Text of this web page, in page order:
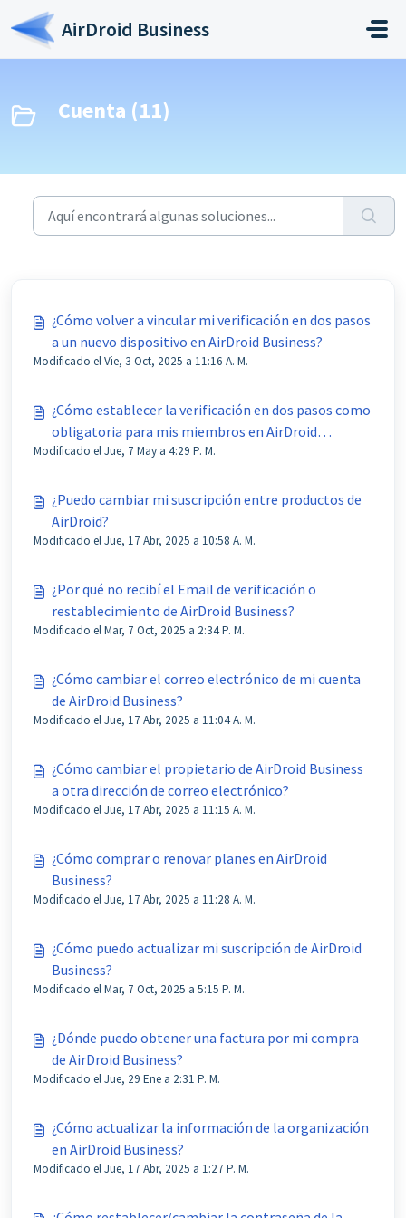
Saltar al contenido principal
AirDroid Business
Cuenta (11)
¿Cómo volver a vincular mi verificación en dos pasos
a un nuevo dispositivo en AirDroid Business?
Modificado el Vie, 3 Oct, 2025 a 11:16 A. M.
¿Cómo establecer la verificación en dos pasos como
obligatoria para mis miembros en AirDroid
Business?
Modificado el Jue, 7 May a 4:29 P. M.
¿Puedo cambiar mi suscripción entre productos de
AirDroid?
Modificado el Jue, 17 Abr, 2025 a 10:58 A. M.
¿Por qué no recibí el Email de verificación o
restablecimiento de AirDroid Business?
Modificado el Mar, 7 Oct, 2025 a 2:34 P. M.
¿Cómo cambiar el correo electrónico de mi cuenta
de AirDroid Business?
Modificado el Jue, 17 Abr, 2025 a 11:04 A. M.
¿Cómo cambiar el propietario de AirDroid Business
a otra dirección de correo electrónico?
Modificado el Jue, 17 Abr, 2025 a 11:15 A. M.
¿Cómo comprar o renovar planes en AirDroid
Business?
Modificado el Jue, 17 Abr, 2025 a 11:28 A. M.
¿Cómo puedo actualizar mi suscripción de AirDroid
Business?
Modificado el Mar, 7 Oct, 2025 a 5:15 P. M.
¿Dónde puedo obtener una factura por mi compra
de AirDroid Business?
Modificado el Jue, 29 Ene a 2:31 P. M.
¿Cómo actualizar la información de la organización
en AirDroid Business?
Modificado el Jue, 17 Abr, 2025 a 1:27 P. M.